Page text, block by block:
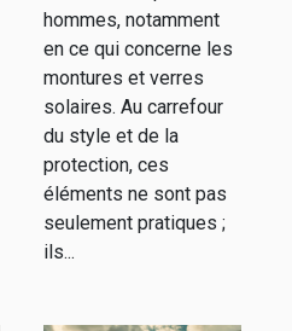
hommes, notamment
en ce qui concerne les
montures et verres
solaires. Au carrefour
du style et de la
protection, ces
éléments ne sont pas
seulement pratiques ;
ils...